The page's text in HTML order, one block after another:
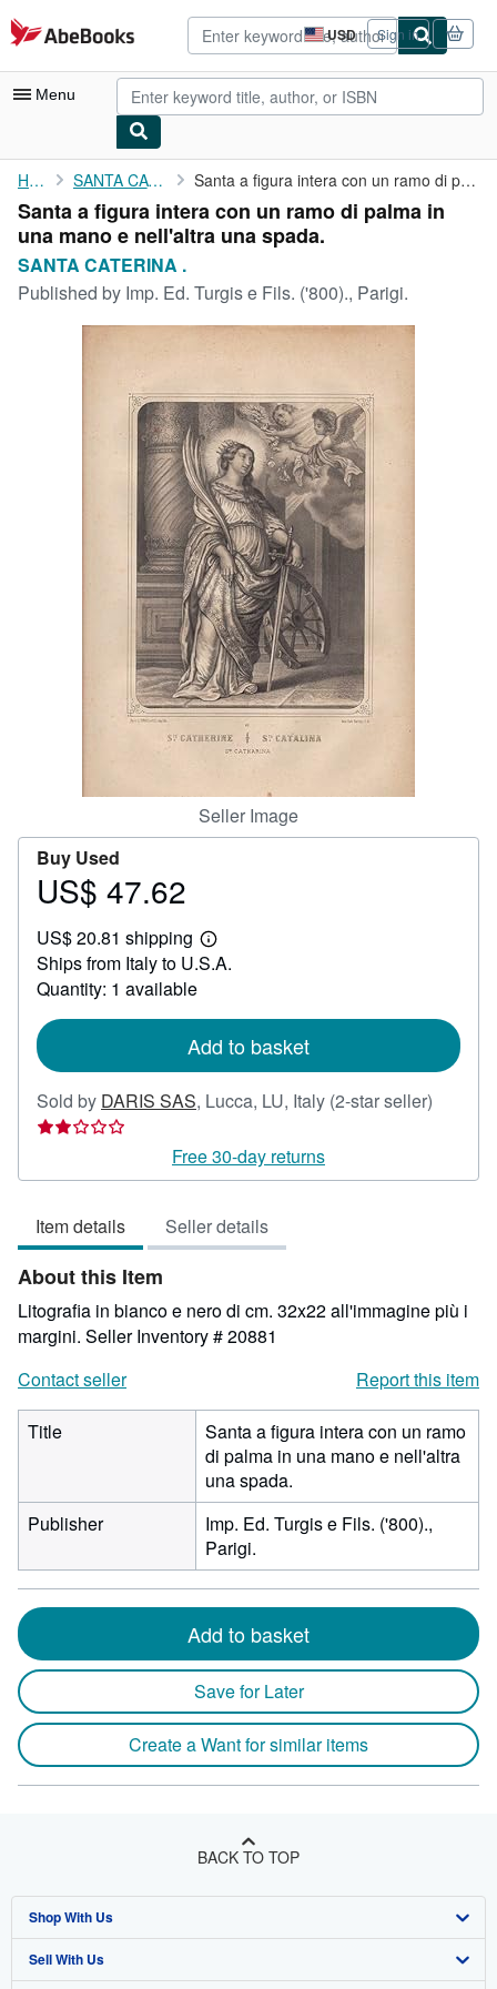
Skip to main content
AbeBooks.com USD
Site
shopping
preferences
Sign in
Menu
My Account
My Purchases
Advanced Search
Browse Collections
Rare Books
CLOSE
Home SANTA CATERINA . Santa a figura intera con un ramo di palma in una mano e ...
Santa a figura intera con un ramo di palma in
una mano e nell'altra una spada.
SANTA CATERINA .
Published by Imp. Ed. Turgis e Fils. ('800)., Parigi.
Seller Image
Buy Used
Price
47.62
US$ 47.62
US$ 20.81 shipping
Learn
more
Ships from Italy to U.S.A.
Quantity: 1 available
Add to basket
Sold by DARIS SAS, Lucca, LU, Italy (2-star seller)
out
Free 30-day returns
Item details Seller details
About this Item
Litografia in bianco e nero di cm. 32x22 all'immagine più i
margini. Seller Inventory # 20881
Contact seller
Report this item
Title
Santa a figura intera con un ramo
di palma in una mano e nell'altra
una spada.
Publisher
Imp. Ed. Turgis e Fils. ('800).,
Parigi.
Add to basket
Save for Later
Create a Want for similar items
BACK TO TOP
Shop With Us
Advanced Search
Sell With Us